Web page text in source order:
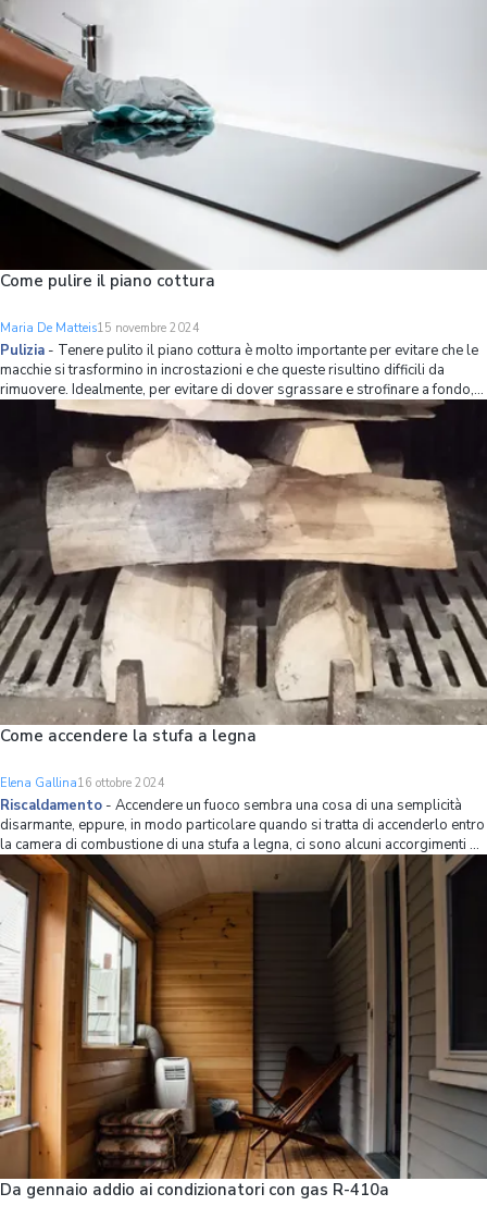
Come pulire il piano cottura
Maria De Matteis15 novembre 2024
Pulizia - Tenere pulito il piano cottura è molto importante per evitare che le
macchie si trasformino in incrostazioni e che queste risultino difficili da
rimuovere. Idealmente, per evitare di dover sgrassare e strofinare a fondo,
sarebbe ideale pulire il piano cottura dopo ogni utilizzo: con le macchie anco
Come accendere la stufa a legna
Elena Gallina16 ottobre 2024
Riscaldamento - Accendere un fuoco sembra una cosa di una semplicità
disarmante, eppure, in modo particolare quando si tratta di accenderlo entro
la camera di combustione di una stufa a legna, ci sono alcuni accorgimenti di
cui tenere conto. In particolare bisogna badare a: Le dimensioni della legna;
La dispo
Da gennaio addio ai condizionatori con gas R-410a